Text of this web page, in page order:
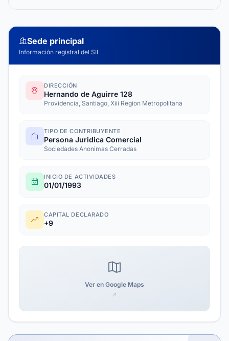
Sede principal
Información registral del SII
DIRECCIÓN
Hernando de Aguirre 128
Providencia, Santiago, Xiii Region Metropolitana
TIPO DE CONTRIBUYENTE
Persona Juridica Comercial
Sociedades Anonimas Cerradas
INICIO DE ACTIVIDADES
01/01/1993
CAPITAL DECLARADO
+9
Ver en Google Maps